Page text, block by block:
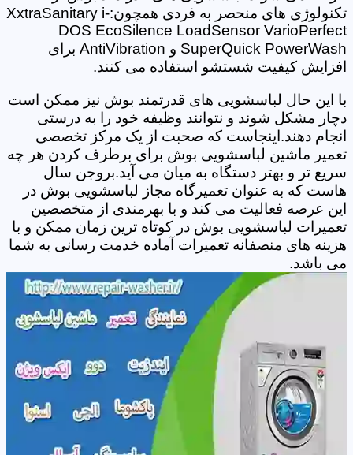
تکنولوژی های منحصر به فردی همچون:XxtraSanitary i-
DOS EcoSilence LoadSensor VarioPerfect
SuperQuick PowerWash و AntiVibration برای
افزایش کیفیت شستشو استفاده می کنند.
با این حال لباسشویی های قدرتمند بوش نیز ممکن است
دچار مشکل شوند و نتوانند وظیفه خود را به درستی
انجام دهند.اینجاست که صحبت از یک مرکز تخصصی
تعمیر ماشین لباسشویی بوش برای برطرف کردن هر چه
سریع تر و بهتر دستگاه به میان می آید.بروجن سال
هاست که به عنوان تعمیرگاه مجاز لباسشویی بوش در
این عرصه فعالیت می کند و با بهرمندی از متخصصین
تعمیرات لباسشویی بوش در کوتاه ترین زمان ممکن و با
هزینه های منصفانه تعمیرات آماده خدمت رسانی به شما
می باشد.